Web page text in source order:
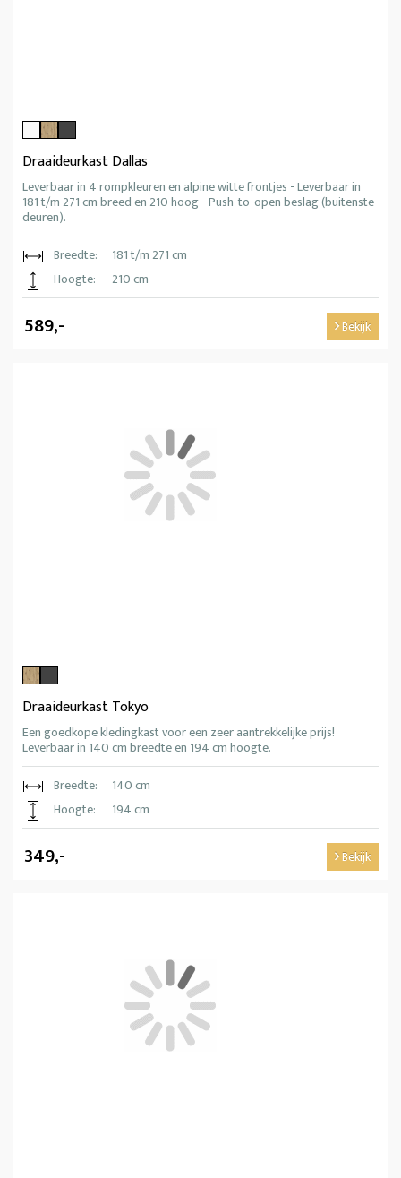
Draaideurkast Dallas
Leverbaar in 4 rompkleuren en alpine witte frontjes - Leverbaar in
181 t/m 271 cm breed en 210 hoog - Push-to-open beslag (buitenste
deuren).
Breedte:
181 t/m 271 cm
Hoogte:
210 cm
589,- Bekijk
Draaideurkast Tokyo
Een goedkope kledingkast voor een zeer aantrekkelijke prijs!
Leverbaar in 140 cm breedte en 194 cm hoogte.
Breedte:
140 cm
Hoogte:
194 cm
349,- Bekijk